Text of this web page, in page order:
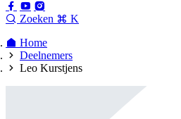
Zoeken
K
Home
Deelnemers
Leo Kurstjens